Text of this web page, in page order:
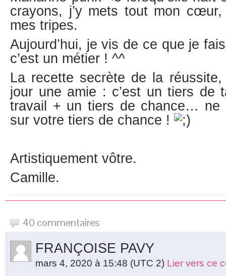
crayons, j’y mets tout mon
mes tripes.
Aujourd’hui, je vis de ce que je
c’est un métier ! ^^
La recette secrète de la réussite,
jour une amie : c’est un tiers de
travail + un tiers de chance… ne
sur votre tiers de chance !
Artistiquement vôtre.
Camille.
40 commentaires
FRANÇOISE PAVY
mars 4, 2020 à 15:48 (UTC 2) Lier vers ce